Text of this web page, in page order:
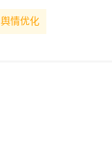
舆情优化